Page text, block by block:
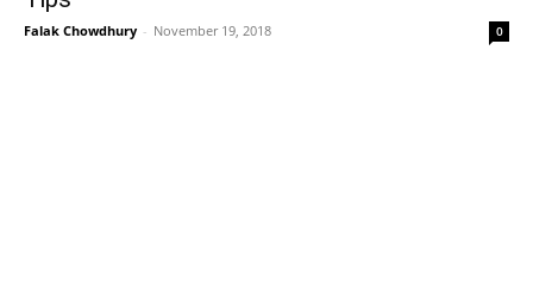
Falak Chowdhury - November 19, 2018 0